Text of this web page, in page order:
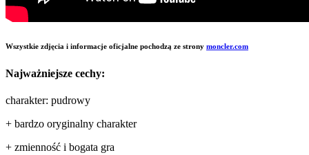
Wszystkie zdjęcia i informacje oficjalne pochodzą ze strony moncler.com
Najważniejsze cechy:
charakter: pudrowy
+ bardzo oryginalny charakter
+ zmienność i bogata gra